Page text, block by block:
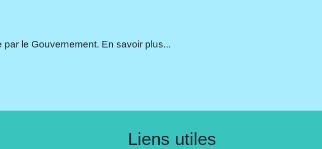
le Gouvernement. En savoir plus...
Liens utiles